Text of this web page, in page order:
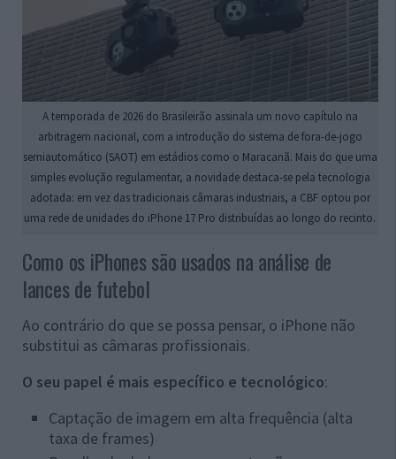
A temporada de 2026 do Brasileirão assinala um novo capítulo na
arbitragem nacional, com a introdução do sistema de fora-de-jogo
semiautomático (SAOT) em estádios como o Maracanã. Mais do que uma
simples evolução regulamentar, a novidade destaca-se pela tecnologia
adotada: em vez das tradicionais câmaras industriais, a CBF optou por
uma rede de unidades do iPhone 17 Pro distribuídas ao longo do recinto.
Como os iPhones são usados na análise de
lances de futebol
Ao contrário do que se possa pensar, o iPhone não
substitui as câmaras profissionais.
O seu papel é mais específico e tecnológico:
Captação de imagem em alta frequência (alta
taxa de frames)